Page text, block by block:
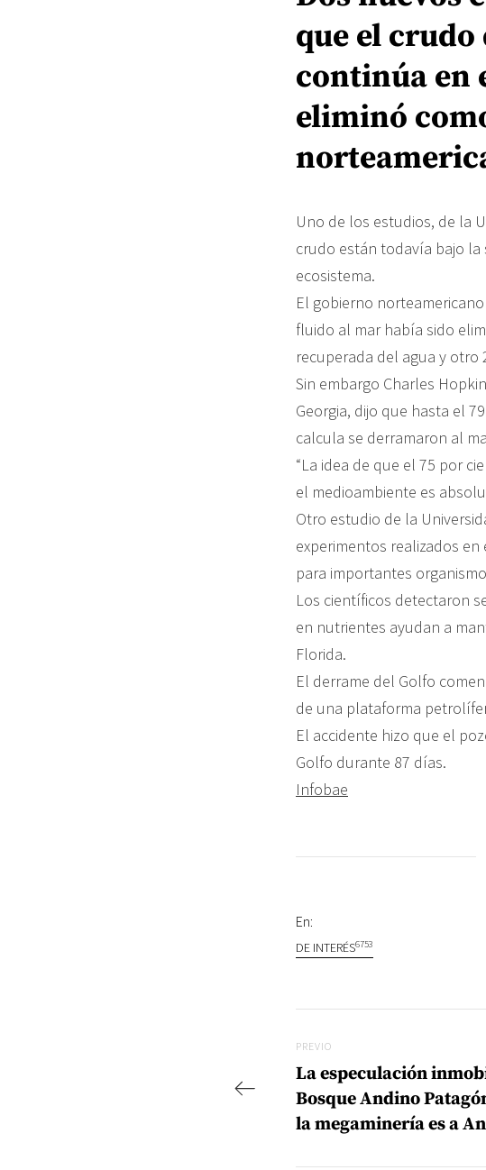
que el
continúa en
eliminó
Uno de los estudios, de la
crudo están todavía bajo la
ecosistema.
El gobierno
fluido al mar había sido
recuperada del agua y
Sin embargo Charles
Georgia, dijo que hasta el
calcula se derramaron al
“La idea de que el 75 por
el medioambiente es
Otro estudio de la
experimentos realizados
para importantes
Los científicos detectaron
en nutrientes ayudan a
Florida.
El derrame del Golfo
de una plataforma
El accidente hizo que el
Golfo durante 87 días.
Infobae
En:
DE INTERÉS6753
Previo
PREVIO
La especulación
Bosque Andino
la megaminería es a